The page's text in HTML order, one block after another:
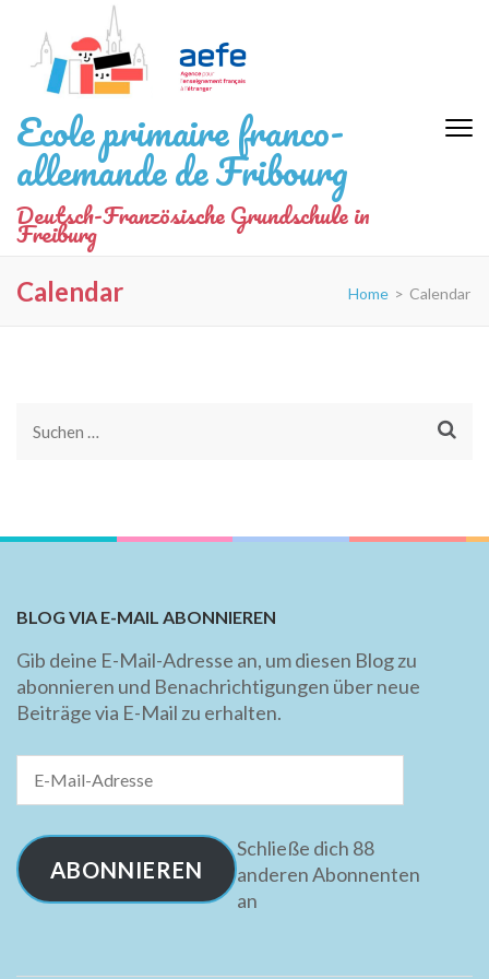
Inhalt
springen
(Eingabetaste
drücken)
Ecole primaire franco-
allemande de Fribourg
Deutsch-Französische Grundschule in
Freiburg
Calendar Home > Calendar
Suchen
BLOG VIA E-MAIL ABONNIEREN
Gib deine E-Mail-Adresse an, um diesen Blog zu
abonnieren und Benachrichtigungen über neue
Beiträge via E-Mail zu erhalten.
Mail-
ABONNIEREN
Schließe dich 88
anderen Abonnenten
an